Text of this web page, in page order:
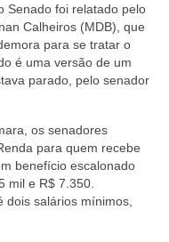
Senado foi relatado pelo
Calheiros (MDB), que
para se tratar o
é uma versão de um
parado, pelo senador
os senadores
para quem recebe
benefício escalonado
mil e R$ 7.350.
salários mínimos,